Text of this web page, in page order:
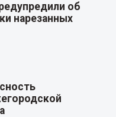
об
нарезанных